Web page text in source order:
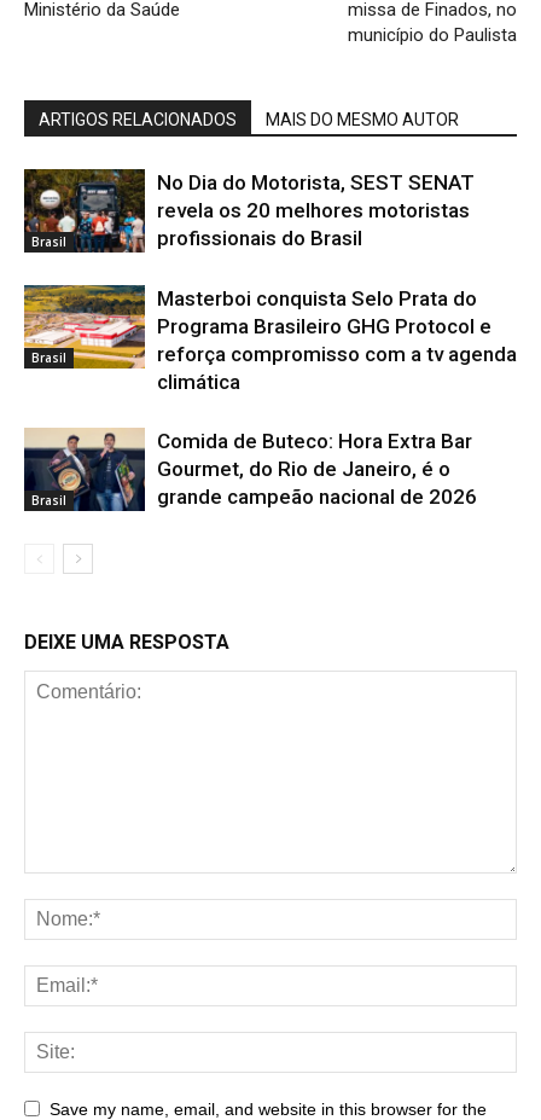
Ministério da Saúde
missa de Finados, no
município do Paulista
ARTIGOS RELACIONADOS MAIS DO MESMO AUTOR
Brasil
No Dia do Motorista, SEST SENAT
revela os 20 melhores motoristas
profissionais do Brasil
Brasil
Masterboi conquista Selo Prata do
Programa Brasileiro GHG Protocol e
reforça compromisso com a tv agenda
climática
Brasil
Comida de Buteco: Hora Extra Bar
Gourmet, do Rio de Janeiro, é o
grande campeão nacional de 2026
DEIXE UMA RESPOSTA
Save my name, email, and website in this browser for the